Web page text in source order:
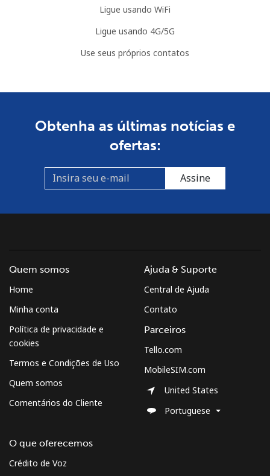
Ligue usando WiFi
Ligue usando 4G/5G
Use seus próprios contatos
Obtenha as últimas notícias e
ofertas:
Assine
Quem somos
Home
Minha conta
Política de privacidade e
cookies
Termos e Condições de Uso
Quem somos
Comentários do Cliente
O que oferecemos
Crédito de Voz
Ajuda & Suporte
Central de Ajuda
Contato
Parceiros
Tello.com
MobileSIM.com
United States
Portuguese